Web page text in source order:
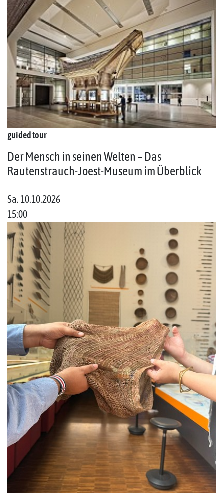
guided tour
Der Mensch in seinen Welten – Das
Rautenstrauch-Joest-Museum im Überblick
Sa. 10.10.2026
15:00